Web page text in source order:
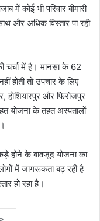
में कोई भी परिवार बीमारी
और अधिक विस्तार पा रही
चर्चा में है। मानसा के 62
होती तो उपचार के लिए
और फिरोजपुर
योजना के तहत अस्पतालों
के बावजूद योजना का
में जागरूकता बढ़ रही है
हो रहा है।